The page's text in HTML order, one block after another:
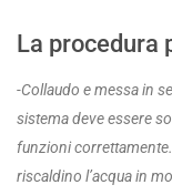
La procedura
-Collaudo e messa in
sistema deve essere
funzioni
riscaldino l’acqua in